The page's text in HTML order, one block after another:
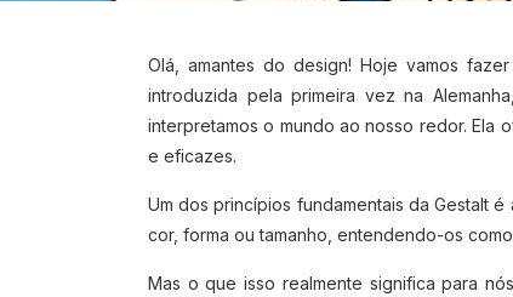
Olá, amantes do design! Hoje vamos
introduzida pela primeira vez na
interpretamos o mundo ao nosso redor. Ela
e eficazes.
Um dos princípios fundamentais da Gestalt
cor, forma ou tamanho, entendendo-os
Mas o que isso realmente significa para